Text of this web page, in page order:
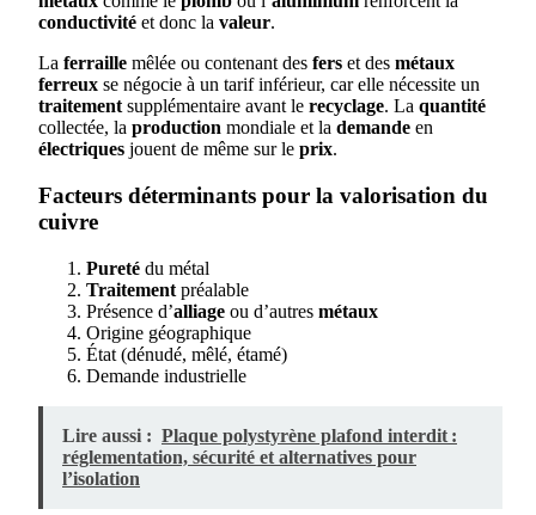
conductivité et donc la valeur.
La ferraille mêlée ou contenant des fers et des métaux
ferreux se négocie à un tarif inférieur, car elle nécessite un
traitement supplémentaire avant le recyclage. La quantité
collectée, la production mondiale et la demande en
électriques jouent de même sur le prix.
Facteurs déterminants pour la valorisation du
cuivre
Pureté du métal
Traitement préalable
Présence d’alliage ou d’autres métaux
Origine géographique
État (dénudé, mêlé, étamé)
Demande industrielle
Lire aussi : Plaque polystyrène plafond interdit :
réglementation, sécurité et alternatives pour
l’isolation